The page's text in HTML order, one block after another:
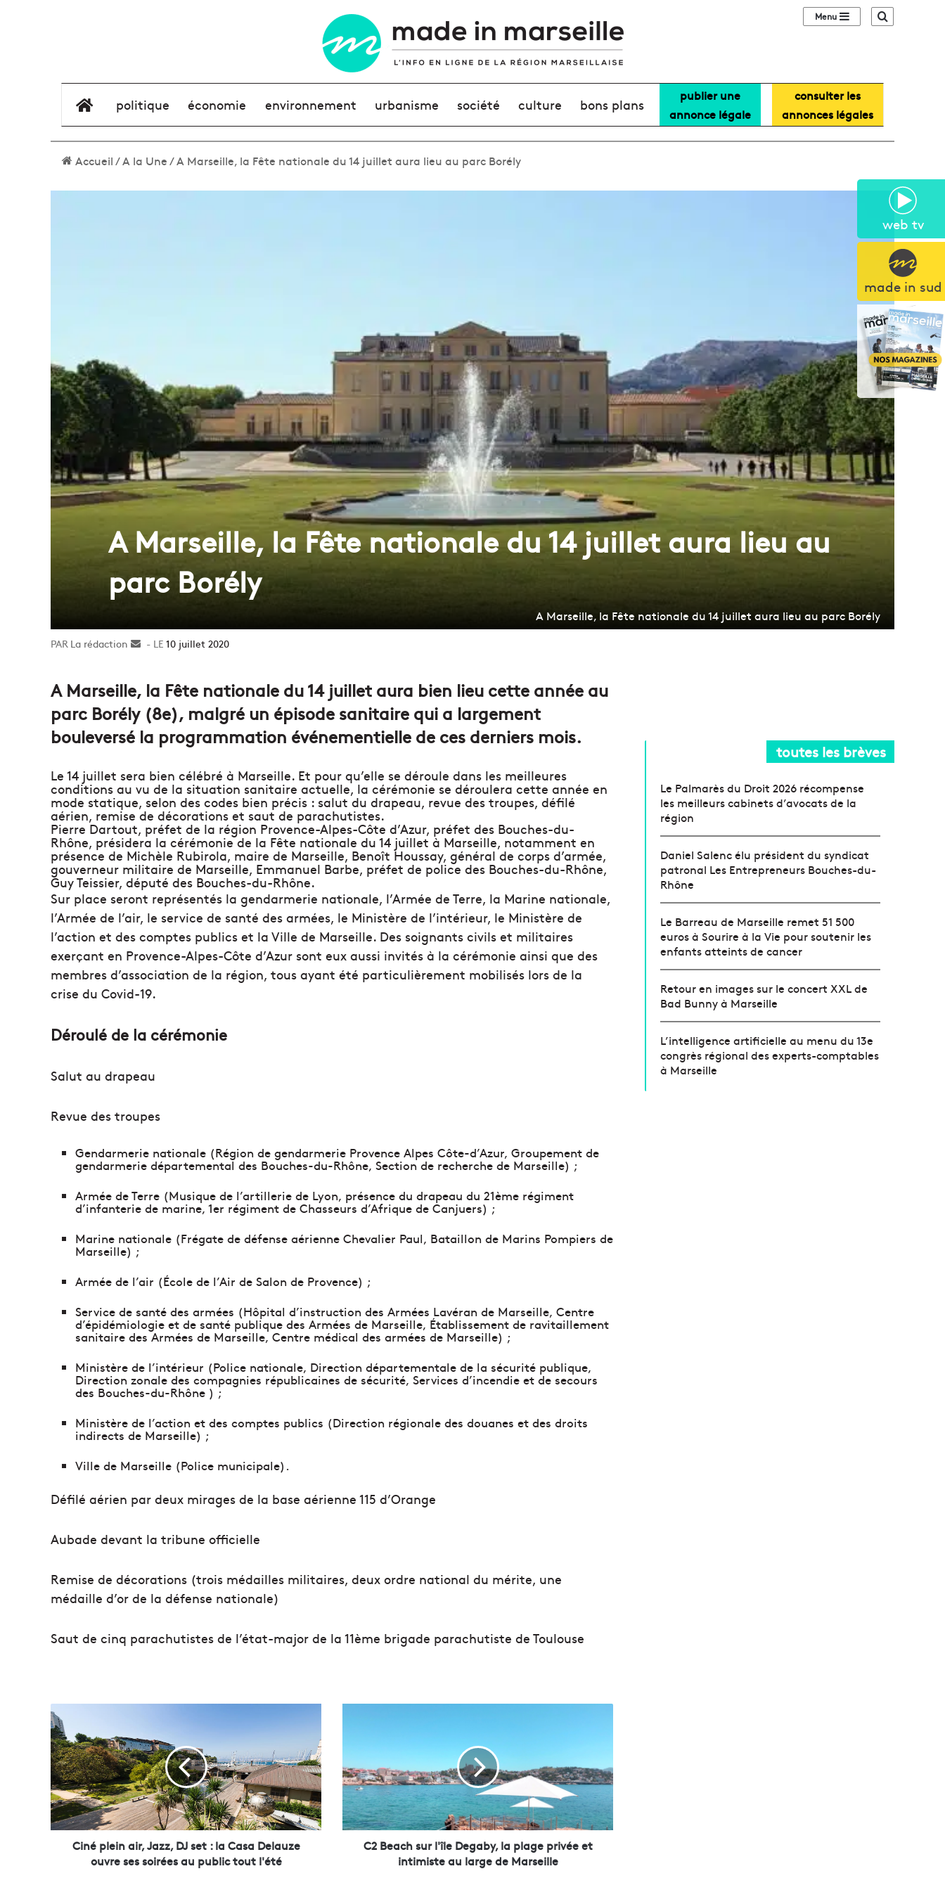
web tv
made in sud
Sidebar (barre
élément de menu
politique économie environnement urbanisme société culture bons plans
publier une
annonce légale
consulter les
annonces légales
Accueil/A la Une/A Marseille, la Fête nationale du 14 juillet aura lieu au parc Borély
A Marseille, la Fête nationale du 14 juillet aura lieu au
parc Borély
A Marseille, la Fête nationale du 14 juillet aura lieu au parc Borély
La rédaction
Envoyer10 juillet 2020
A Marseille, la Fête nationale du 14 juillet aura bien lieu cette année au
parc Borély (8e), malgré un épisode sanitaire qui a largement
bouleversé la programmation événementielle de ces derniers mois.
Le 14 juillet sera bien célébré à Marseille. Et pour qu’elle se déroule dans les meilleures
conditions au vu de la situation sanitaire actuelle, la cérémonie se déroulera cette année en
mode statique, selon des codes bien précis : salut du drapeau, revue des troupes, défilé
aérien, remise de décorations et saut de parachutistes.
Pierre Dartout, préfet de la région Provence-Alpes-Côte d’Azur, préfet des Bouches-du-
Rhône, présidera la cérémonie de la Fête nationale du 14 juillet à Marseille, notamment en
présence de Michèle Rubirola, maire de Marseille, Benoît Houssay, général de corps d’armée,
gouverneur militaire de Marseille, Emmanuel Barbe, préfet de police des Bouches-du-Rhône,
Guy Teissier, député des Bouches-du-Rhône.
Sur place seront représentés la gendarmerie nationale, l’Armée de Terre, la Marine nationale,
l’Armée de l’air, le service de santé des armées, le Ministère de l’intérieur, le Ministère de
l’action et des comptes publics et la Ville de Marseille. Des soignants civils et militaires
exerçant en Provence-Alpes-Côte d’Azur sont eux aussi invités à la cérémonie ainsi que des
membres d’association de la région, tous ayant été particulièrement mobilisés lors de la
crise du Covid-19.
Déroulé de la cérémonie
Salut au drapeau
Revue des troupes
Gendarmerie nationale (Région de gendarmerie Provence Alpes Côte-d’Azur, Groupement de
gendarmerie départemental des Bouches-du-Rhône, Section de recherche de Marseille) ;
Armée de Terre (Musique de l’artillerie de Lyon, présence du drapeau du 21ème régiment
d’infanterie de marine, 1er régiment de Chasseurs d’Afrique de Canjuers) ;
Marine nationale (Frégate de défense aérienne Chevalier Paul, Bataillon de Marins Pompiers de
Marseille) ;
Armée de l’air (École de l’Air de Salon de Provence) ;
Service de santé des armées (Hôpital d’instruction des Armées Lavéran de Marseille, Centre
d’épidémiologie et de santé publique des Armées de Marseille, Établissement de ravitaillement
sanitaire des Armées de Marseille, Centre médical des armées de Marseille) ;
Ministère de l’intérieur (Police nationale, Direction départementale de la sécurité publique,
Direction zonale des compagnies républicaines de sécurité, Services d’incendie et de secours
des Bouches-du-Rhône ) ;
Ministère de l’action et des comptes publics (Direction régionale des douanes et des droits
indirects de Marseille) ;
Ville de Marseille (Police municipale).
Défilé aérien par deux mirages de la base aérienne 115 d’Orange
Aubade devant la tribune officielle
Remise de décorations (trois médailles militaires, deux ordre national du mérite, une
médaille d’or de la défense nationale)
Saut de cinq parachutistes de l’état-major de la 11ème brigade parachutiste de Toulouse
C
i
n
é
p
l
e
i
n
Ciné plein air, Jazz, DJ set : la Casa Delauze
ouvre ses soirées au public tout l'été
a
c
h
s
u
C2 Beach sur l'île Degaby, la plage privée et
intimiste au large de Marseille
toutes les brèves
Le Palmarès du Droit 2026 récompense
les meilleurs cabinets d’avocats de la
région
Daniel Salenc élu président du syndicat
patronal Les Entrepreneurs Bouches-du-
Rhône
Le Barreau de Marseille remet 51 500
euros à Sourire à la Vie pour soutenir les
enfants atteints de cancer
Retour en images sur le concert XXL de
Bad Bunny à Marseille
L’intelligence artificielle au menu du 13e
congrès régional des experts-comptables
à Marseille